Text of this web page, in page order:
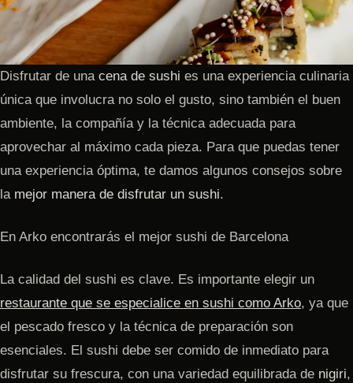
Disfrutar de una cena de sushi es una experiencia culinaria
única que involucra no solo el gusto, sino también el buen
ambiente, la compañía y la técnica adecuada para
aprovechar al máximo cada pieza. Para que puedas tener
una experiencia óptima, te damos algunos consejos sobre
la mejor manera de disfrutar un sushi.
En Arko encontrarás el mejor sushi de Barcelona
La calidad del sushi es clave. Es importante elegir un
restaurante que se especialice en sushi como Arko, ya que
el pescado fresco y la técnica de preparación son
esenciales. El sushi debe ser comido de inmediato para
disfrutar su frescura, con una variedad equilibrada de nigiri,